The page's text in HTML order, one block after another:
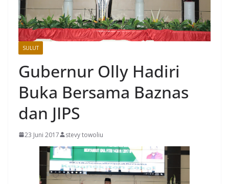
SULUT
Gubernur Olly Hadiri
Buka Bersama Baznas
dan JIPS
23 Juni 2017 stevy towoliu